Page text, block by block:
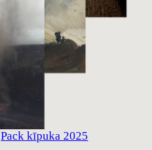
Pack kīpuka 2025